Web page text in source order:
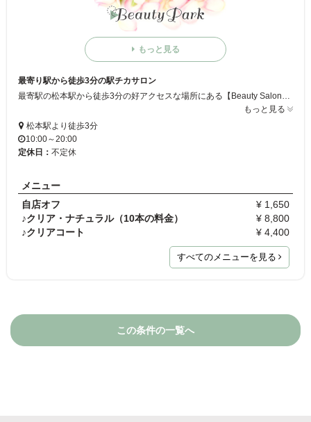
もっと見る
最寄り駅から徒歩3分の駅チカサロン
最寄駅の松本駅から徒歩3分の好アクセスな場所にある【Beauty Salon レガーロ】は、個人経営のお店なので、落ち着いた雰囲気の中、1対1で丁寧に対応いたします☆
もっと見る
松本駅より徒歩3分
10:00～20:00
定休日： 不定休
メニュー
自店オフ
¥ 1,650
♪クリア・ナチュラル（10本の料金）
¥ 8,800
♪クリアコート
¥ 4,400
すべてのメニューを見る
この条件の一覧へ